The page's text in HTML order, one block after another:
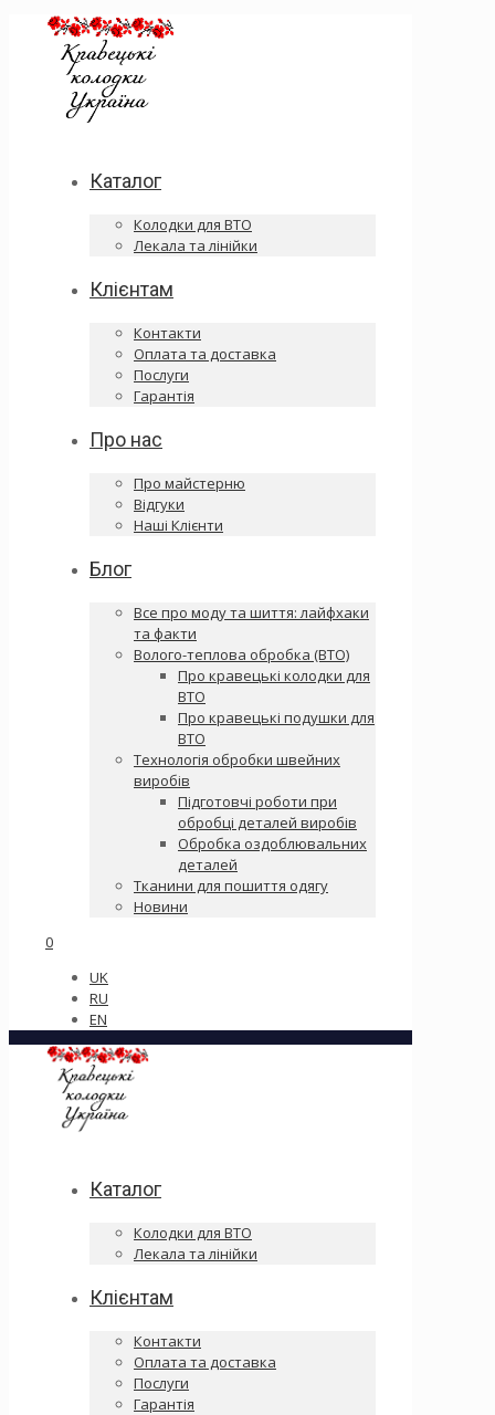
Каталог
Колодки для ВТО
Лекала та лінійки
Клієнтам
Контакти
Оплата та доставка
Послуги
Гарантія
Про нас
Про майстерню
Відгуки
Наші Клієнти
Блог
Все про моду та шиття: лайфхаки
та факти
Волого-теплова обробка (ВТО)
Про кравецькі колодки для
ВТО
Про кравецькі подушки для
ВТО
Технологія обробки швейних
виробів
Підготовчі роботи при
обробці деталей виробів
Обробка оздоблювальних
деталей
Тканини для пошиття одягу
Новини
0
UK
RU
EN
Каталог
Колодки для ВТО
Лекала та лінійки
Клієнтам
Контакти
Оплата та доставка
Послуги
Гарантія